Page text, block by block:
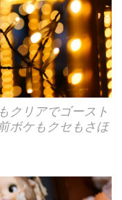
クリアでゴースト
ボケもクセもさほ